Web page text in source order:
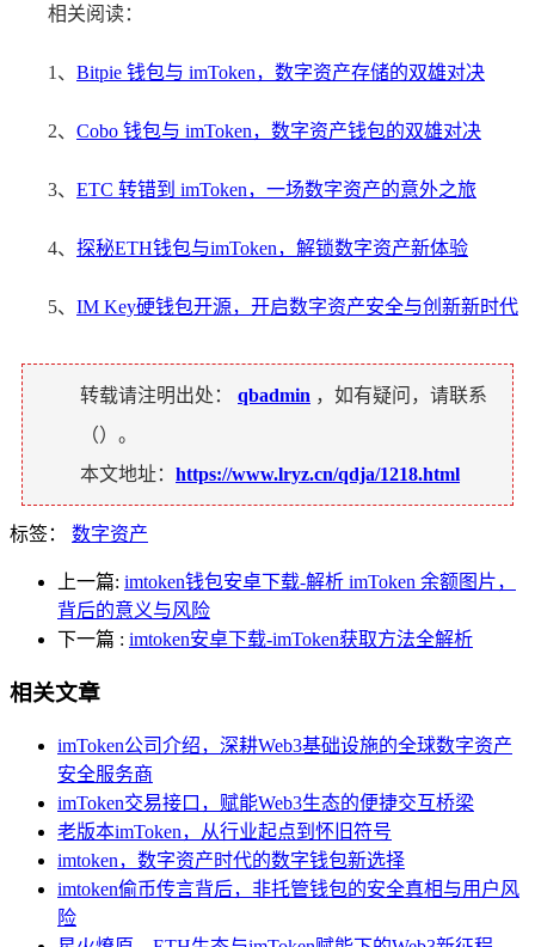
相关阅读：
1、 Bitpie 钱包与 imToken，数字资产存储的双雄对决
2、 Cobo 钱包与 imToken，数字资产钱包的双雄对决
3、 ETC 转错到 imToken，一场数字资产的意外之旅
4、 探秘ETH钱包与imToken，解锁数字资产新体验
5、 IM Key硬钱包开源，开启数字资产安全与创新新时代
转载请注明出处： qbadmin ，如有疑问，请联系
（）。
本文地址： https://www.lryz.cn/qdja/1218.html
标签： 数字资产
上一篇: imtoken钱包安卓下载-解析 imToken 余额图片，
背后的意义与风险
下一篇 : imtoken安卓下载-imToken获取方法全解析
相关文章
imToken公司介绍，深耕Web3基础设施的全球数字资产
安全服务商
imToken交易接口，赋能Web3生态的便捷交互桥梁
老版本imToken，从行业起点到怀旧符号
imtoken，数字资产时代的数字钱包新选择
imtoken偷币传言背后，非托管钱包的安全真相与用户风
险